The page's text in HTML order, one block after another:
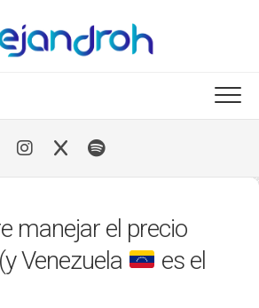
manejar el precio
Venezuela
es el